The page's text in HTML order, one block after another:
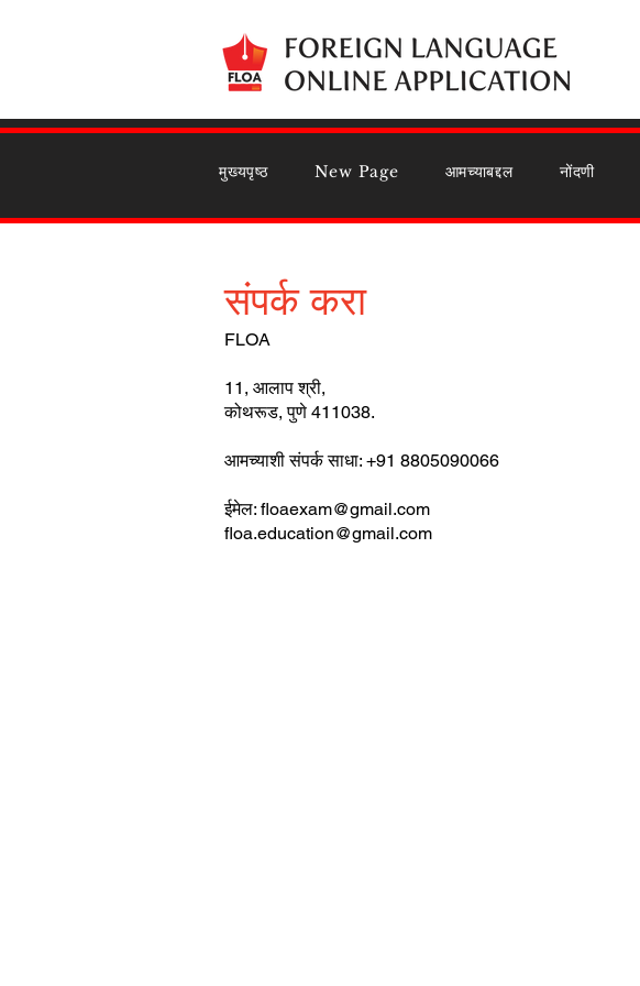
मुख्यपृष्ठ New Page आमच्याबद्दल नोंदणी
संपर्क करा
FLOA
11, आलाप श्री,
कोथरूड, पुणे 411038.
आमच्याशी संपर्क साधा: +91 8805090066
ईमेल: floaexam@gmail.com
floa.education@gmail.com